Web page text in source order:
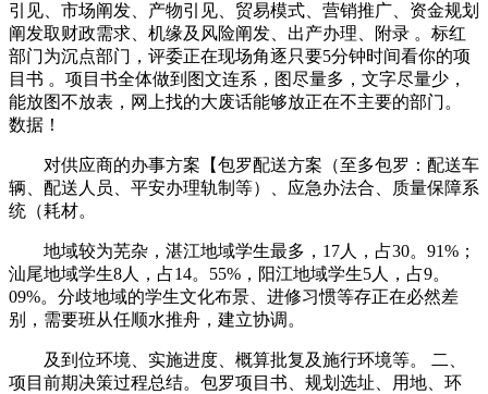
引见、市场阐发、产物引见、贸易模式、营销推广、资金规划
阐发取财政需求、机缘及风险阐发、出产办理、附录 。标红
部门为沉点部门，评委正在现场角逐只要5分钟时间看你的项
目书 。项目书全体做到图文连系，图尽量多，文字尽量少，
能放图不放表，网上找的大废话能够放正在不主要的部门。
数据！
对供应商的办事方案【包罗配送方案（至多包罗：配送车
辆、配送人员、平安办理轨制等）、应急办法合、质量保障系
统（耗材。
地域较为芜杂，湛江地域学生最多，17人，占30。91%；
汕尾地域学生8人，占14。55%，阳江地域学生5人，占9。
09%。分歧地域的学生文化布景、进修习惯等存正在必然差
别，需要班从任顺水推舟，建立协调。
及到位环境、实施进度、概算批复及施行环境等。 二、
项目前期决策过程总结。包罗项目书、规划选址、用地、环